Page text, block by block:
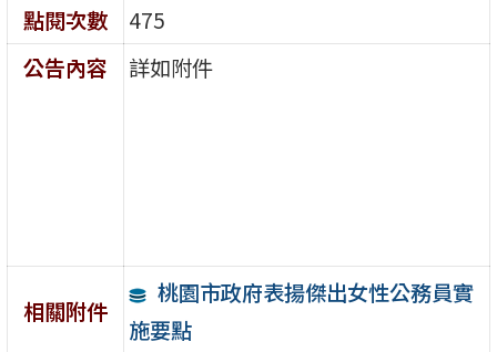
點閱次數
475
公告內容
詳如附件
相關附件
桃園市政府表揚傑出女性公務員實
施要點